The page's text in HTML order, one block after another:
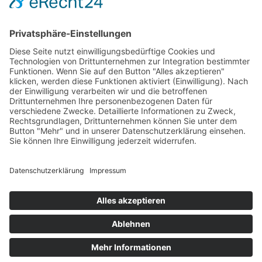
office@feuerwehrausstatter.at
+43 (0) 676 36 81 002
Rumpold Handels GesmbH
9020 Klagenfurt
Durchlaßstraße 42
Austria
© 2023 Rumpold Handels GesmbH
Powered by
Creativomedia GmbH
Cookie-Einstellungen
Impressum
0